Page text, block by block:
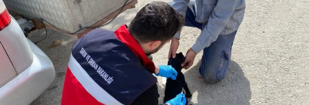
Ekonomi
Emet
Foto Galeri